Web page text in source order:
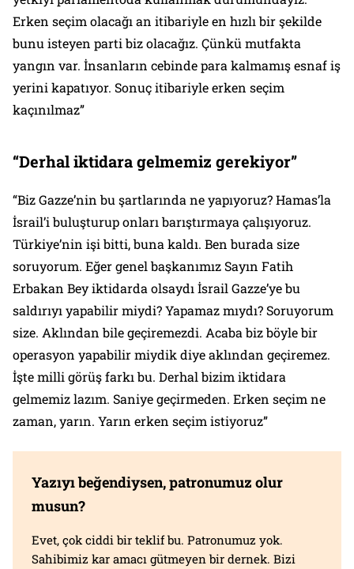
Erken seçim olacağı an itibariyle en hızlı bir şekilde
bunu isteyen parti biz olacağız. Çünkü mutfakta
yangın var. İnsanların cebinde para kalmamış esnaf iş
yerini kapatıyor. Sonuç itibariyle erken seçim
kaçınılmaz”
“Derhal iktidara gelmemiz gerekiyor”
“Biz Gazze’nin bu şartlarında ne yapıyoruz? Hamas’la
İsrail’i buluşturup onları barıştırmaya çalışıyoruz.
Türkiye’nin işi bitti, buna kaldı. Ben burada size
soruyorum. Eğer genel başkanımız Sayın Fatih
Erbakan Bey iktidarda olsaydı İsrail Gazze’ye bu
saldırıyı yapabilir miydi? Yapamaz mıydı? Soruyorum
size. Aklından bile geçiremezdi. Acaba biz böyle bir
operasyon yapabilir miydik diye aklından geçiremez.
İşte milli görüş farkı bu. Derhal bizim iktidara
gelmemiz lazım. Saniye geçirmeden. Erken seçim ne
zaman, yarın. Yarın erken seçim istiyoruz”
Yazıyı beğendiysen, patronumuz olur
musun?
Evet, çok ciddi bir teklif bu. Patronumuz yok.
Sahibimiz kar amacı gütmeyen bir dernek. Bizi